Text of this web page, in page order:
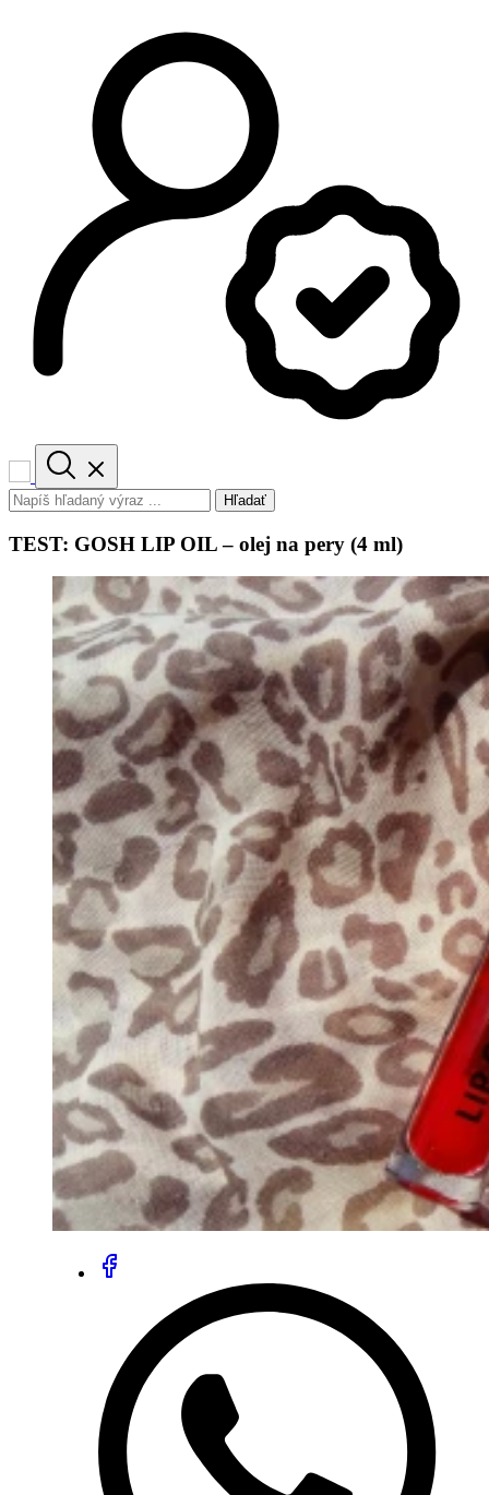
Hľadať
TEST: GOSH LIP OIL – olej na pery (4 ml)